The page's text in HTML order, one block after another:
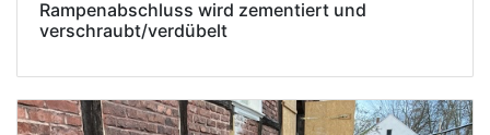
Rampenabschluss wird zementiert und
verschraubt/verdübelt